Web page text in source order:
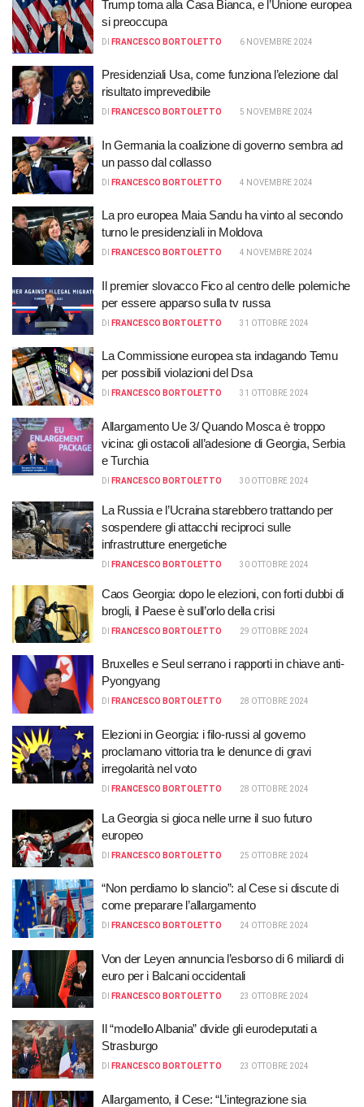
Trump torna alla Casa Bianca, e l’Unione europea
si preoccupa
DI FRANCESCO BORTOLETTO 6 NOVEMBRE 2024
Presidenziali Usa, come funziona l’elezione dal
risultato imprevedibile
DI FRANCESCO BORTOLETTO 5 NOVEMBRE 2024
In Germania la coalizione di governo sembra ad
un passo dal collasso
DI FRANCESCO BORTOLETTO 4 NOVEMBRE 2024
La pro europea Maia Sandu ha vinto al secondo
turno le presidenziali in Moldova
DI FRANCESCO BORTOLETTO 4 NOVEMBRE 2024
Il premier slovacco Fico al centro delle polemiche
per essere apparso sulla tv russa
DI FRANCESCO BORTOLETTO 31 OTTOBRE 2024
La Commissione europea sta indagando Temu
per possibili violazioni del Dsa
DI FRANCESCO BORTOLETTO 31 OTTOBRE 2024
Allargamento Ue 3/ Quando Mosca è troppo
vicina: gli ostacoli all’adesione di Georgia, Serbia
e Turchia
DI FRANCESCO BORTOLETTO 30 OTTOBRE 2024
La Russia e l’Ucraina starebbero trattando per
sospendere gli attacchi reciproci sulle
infrastrutture energetiche
DI FRANCESCO BORTOLETTO 30 OTTOBRE 2024
Caos Georgia: dopo le elezioni, con forti dubbi di
brogli, il Paese è sull’orlo della crisi
DI FRANCESCO BORTOLETTO 29 OTTOBRE 2024
Bruxelles e Seul serrano i rapporti in chiave anti-
Pyongyang
DI FRANCESCO BORTOLETTO 28 OTTOBRE 2024
Elezioni in Georgia: i filo-russi al governo
proclamano vittoria tra le denunce di gravi
irregolarità nel voto
DI FRANCESCO BORTOLETTO 28 OTTOBRE 2024
La Georgia si gioca nelle urne il suo futuro
europeo
DI FRANCESCO BORTOLETTO 25 OTTOBRE 2024
“Non perdiamo lo slancio”: al Cese si discute di
come preparare l’allargamento
DI FRANCESCO BORTOLETTO 24 OTTOBRE 2024
Von der Leyen annuncia l’esborso di 6 miliardi di
euro per i Balcani occidentali
DI FRANCESCO BORTOLETTO 23 OTTOBRE 2024
Il “modello Albania” divide gli eurodeputati a
Strasburgo
DI FRANCESCO BORTOLETTO 23 OTTOBRE 2024
Allargamento, il Cese: “L’integrazione sia